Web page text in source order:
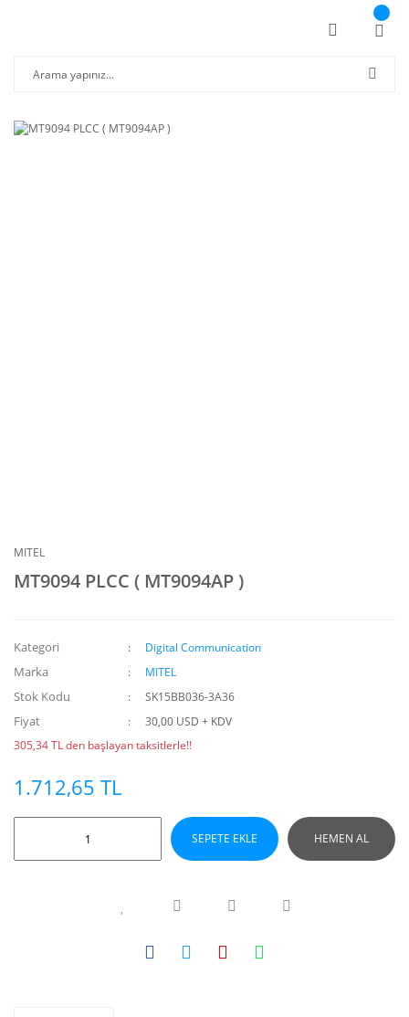
MITEL
MT9094 PLCC ( MT9094AP )
Kategori Digital Communication
Marka MITEL
Stok Kodu SK15BB036-3A36
Fiyat
30,00 USD + KDV
305,34 TL den başlayan taksitlerle!!
1.712,65 TL
SEPETE EKLE HEMEN AL